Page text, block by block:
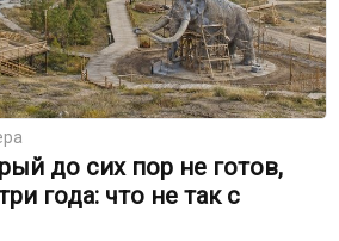
до сих пор не готов,
года: что не так с